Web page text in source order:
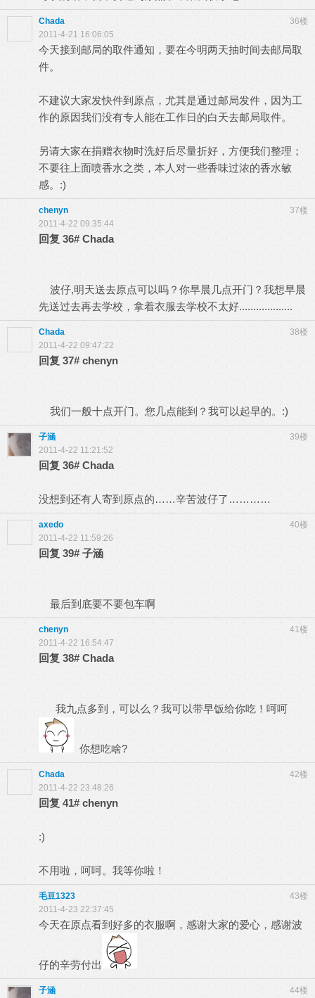
36楼
Chada
2011-4-21 16:06:05
今天接到邮局的取件通知，要在今明两天抽时间去邮局取
件。
不建议大家发快件到原点，尤其是通过邮局发件，因为工
作的原因我们没有专人能在工作日的白天去邮局取件。
另请大家在捐赠衣物时洗好后尽量折好，方便我们整理；
不要往上面喷香水之类，本人对一些香味过浓的香水敏
感。:)
37楼
chenyn
2011-4-22 09:35:44
回复 36# Chada
波仔,明天送去原点可以吗？你早晨几点开门？我想早晨
先送过去再去学校，拿着衣服去学校不太好...................
38楼
Chada
2011-4-22 09:47:22
回复 37# chenyn
我们一般十点开门。您几点能到？我可以起早的。:)
39楼
子涵
2011-4-22 11:21:52
回复 36# Chada
没想到还有人寄到原点的……辛苦波仔了…………
40楼
axedo
2011-4-22 11:59:26
回复 39# 子涵
最后到底要不要包车啊
41楼
chenyn
2011-4-22 16:54:47
回复 38# Chada
我九点多到，可以么？我可以带早饭给你吃！呵呵
你想吃啥?
42楼
Chada
2011-4-22 23:48:26
回复 41# chenyn
:)
不用啦，呵呵。我等你啦！
43楼
毛豆1323
2011-4-23 22:37:45
今天在原点看到好多的衣服啊，感谢大家的爱心，感谢波
仔的辛劳付出
44楼
子涵